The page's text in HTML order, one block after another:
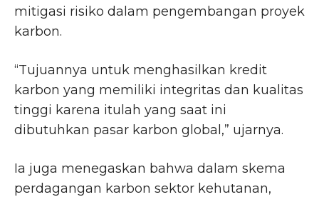
mitigasi risiko dalam pengembangan proyek
karbon.
“Tujuannya untuk menghasilkan kredit
karbon yang memiliki integritas dan kualitas
tinggi karena itulah yang saat ini
dibutuhkan pasar karbon global,” ujarnya.
Ia juga menegaskan bahwa dalam skema
perdagangan karbon sektor kehutanan,